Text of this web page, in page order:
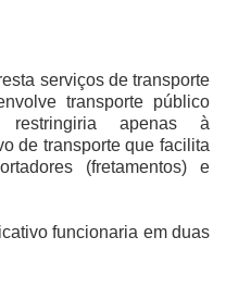
serviços de transporte
transporte público
apenas à
de transporte que facilita
(fretamentos) e
funcionaria em duas